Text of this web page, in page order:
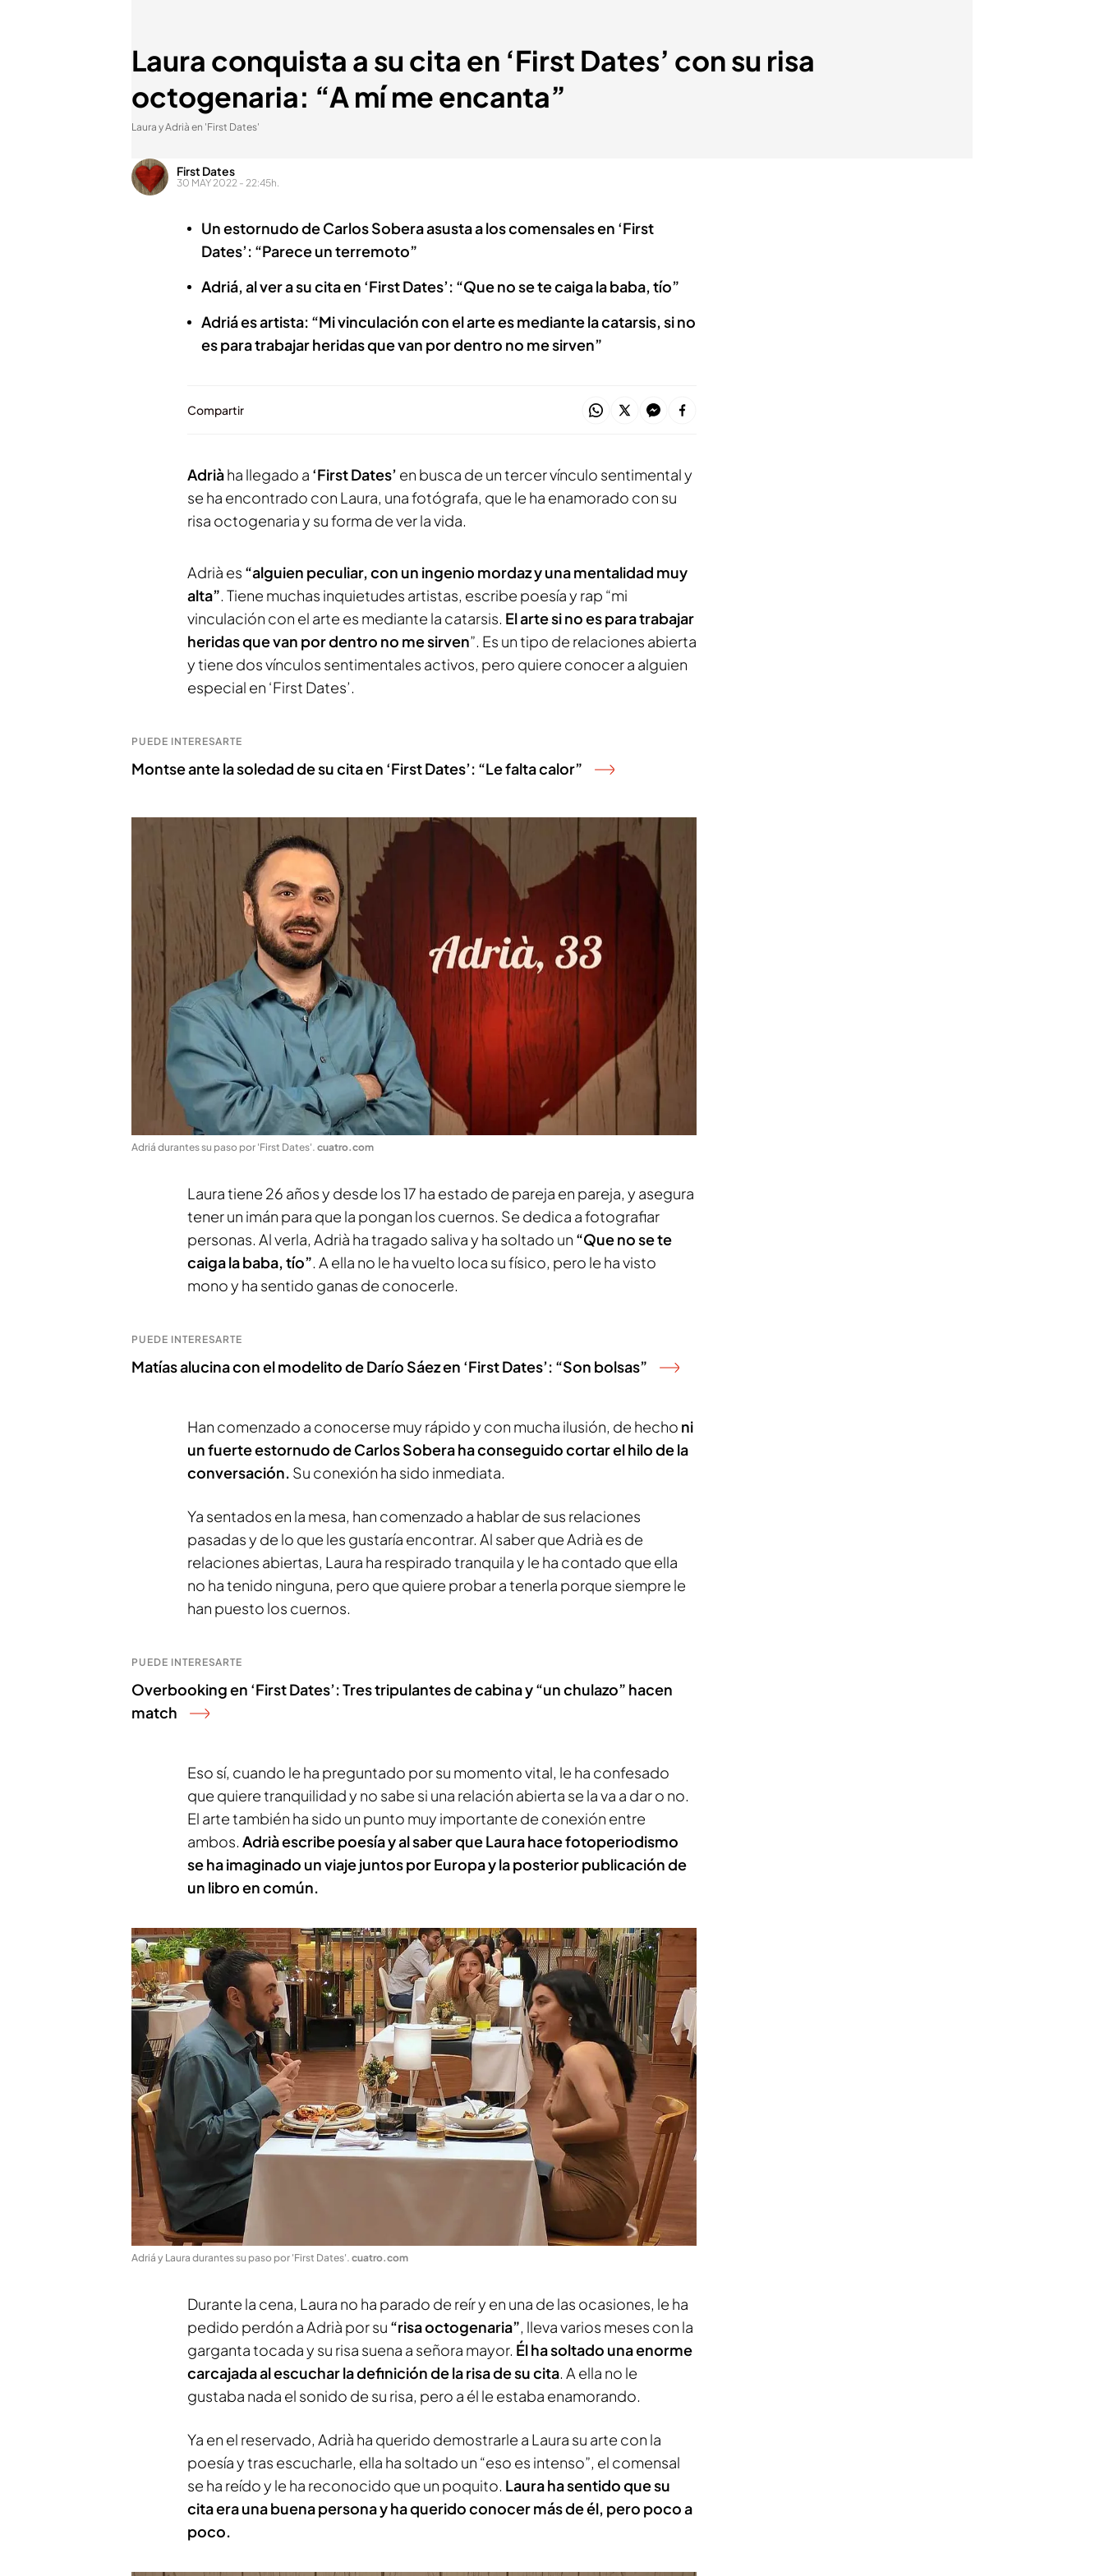
Laura conquista a su cita en ‘First Dates’ con su risa
octogenaria: “A mí me encanta”
Laura y Adrià en 'First Dates'
First Dates
30 MAY 2022 - 22:45h.
Un estornudo de Carlos Sobera asusta a los comensales en ‘First
Dates’: “Parece un terremoto”
Adriá, al ver a su cita en ‘First Dates’: “Que no se te caiga la baba, tío”
Adriá es artista: “Mi vinculación con el arte es mediante la catarsis, si no
es para trabajar heridas que van por dentro no me sirven”
Compartir
Adriàha llegado a ‘First Dates’ en busca de un tercer vínculo sentimental y
se ha encontrado con Laura, una fotógrafa, que le ha enamorado con su
risa octogenaria y su forma de ver la vida.
Adrià es “alguien peculiar, con un ingenio mordaz y una mentalidad muy
alta”. Tiene muchas inquietudes artistas, escribe poesía y rap “mi
vinculación con el arte es mediante la catarsis. El arte si no es para trabajar
heridas que van por dentro no me sirven”. Es un tipo de relaciones abierta
y tiene dos vínculos sentimentales activos, pero quiere conocer a alguien
especial en ‘First Dates’.
PUEDE INTERESARTE
Montse ante la soledad de su cita en ‘First Dates’: “Le falta calor”
Adriá durantes su paso por 'First Dates'. cuatro.com
Laura tiene 26 años y desde los 17 ha estado de pareja en pareja, y asegura
tener un imán para que la pongan los cuernos. Se dedica a fotografiar
personas. Al verla, Adrià ha tragado saliva y ha soltado un “Que no se te
caiga la baba, tío”. A ella no le ha vuelto loca su físico, pero le ha visto
mono y ha sentido ganas de conocerle.
PUEDE INTERESARTE
Matías alucina con el modelito de Darío Sáez en ‘First Dates’: “Son bolsas”
Han comenzado a conocerse muy rápido y con mucha ilusión, de hecho ni
un fuerte estornudo de Carlos Sobera ha conseguido cortar el hilo de la
conversación. Su conexión ha sido inmediata.
Ya sentados en la mesa, han comenzado a hablar de sus relaciones
pasadas y de lo que les gustaría encontrar. Al saber que Adrià es de
relaciones abiertas, Laura ha respirado tranquila y le ha contado que ella
no ha tenido ninguna, pero que quiere probar a tenerla porque siempre le
han puesto los cuernos.
PUEDE INTERESARTE
Overbooking en ‘First Dates’: Tres tripulantes de cabina y “un chulazo” hacen
match
Eso sí, cuando le ha preguntado por su momento vital, le ha confesado
que quiere tranquilidad y no sabe si una relación abierta se la va a dar o no.
El arte también ha sido un punto muy importante de conexión entre
ambos. Adrià escribe poesía y al saber que Laura hace fotoperiodismo
se ha imaginado un viaje juntos por Europa y la posterior publicación de
un libro en común.
Adriá y Laura durantes su paso por 'First Dates'. cuatro.com
Durante la cena, Laura no ha parado de reír y en una de las ocasiones, le ha
pedido perdón a Adrià por su “risa octogenaria”, lleva varios meses con la
garganta tocada y su risa suena a señora mayor. Él ha soltado una enorme
carcajada al escuchar la definición de la risa de su cita. A ella no le
gustaba nada el sonido de su risa, pero a él le estaba enamorando.
Ya en el reservado, Adrià ha querido demostrarle a Laura su arte con la
poesía y tras escucharle, ella ha soltado un “eso es intenso”, el comensal
se ha reído y le ha reconocido que un poquito. Laura ha sentido que su
cita era una buena persona y ha querido conocer más de él, pero poco a
poco.